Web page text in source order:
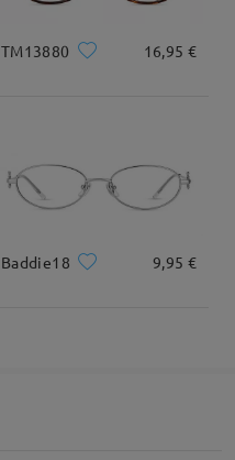
TM13880 16,95 €
Baddie18 9,95 €